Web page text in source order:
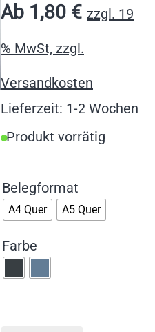
Ab 1,80 € zzgl. 19
% MwSt, zzgl.
Versandkosten
Lieferzeit: 1-2 Wochen
Produkt vorrätig
Belegformat
A4 Quer A5 Quer
Farbe